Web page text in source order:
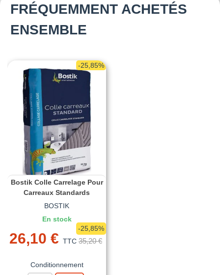
FRÉQUEMMENT ACHETÉS
ENSEMBLE
-25,85%
Bostik Colle Carrelage Pour
Carreaux Standards
BOSTIK
En stock
26,10 € TTC 35,20 €
-25,85%
Conditionnement